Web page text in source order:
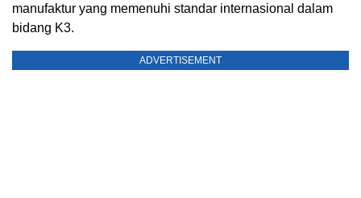
manufaktur yang memenuhi standar internasional dalam
bidang K3.
ADVERTISEMENT